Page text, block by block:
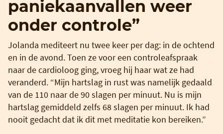
paniekaanvallen weer
onder controle”
Jolanda mediteert nu twee keer per dag: in de ochtend
en in de avond. Toen ze voor een controleafspraak
naar de cardioloog ging, vroeg hij haar wat ze had
veranderd. “Mijn hartslag in rust was namelijk gedaald
van de 110 naar de 90 slagen per minuut. Nu is mijn
hartslag gemiddeld zelfs 68 slagen per minuut. Ik had
nooit gedacht dat ik dit met meditatie kon bereiken.”